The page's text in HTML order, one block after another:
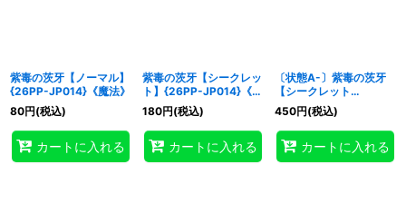
紫毒の茨牙【ノーマル】
{26PP-JP014}《魔法》
80円(税込)
カートに入れる
紫毒の茨牙【シークレッ
ト】{26PP-JP014}《魔
法》
180円(税込)
カートに入れる
〔状態A-〕紫毒の茨牙
【シークレット
SPECIALREDVer.】
{26PP-JP014}《魔法》
450円(税込)
カートに入れる